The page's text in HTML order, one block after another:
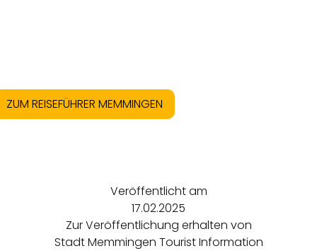
ZUM REISEFÜHRER MEMMINGEN
Veröffentlicht am
17.02.2025
Zur Veröffentlichung erhalten von
Stadt Memmingen Tourist Information